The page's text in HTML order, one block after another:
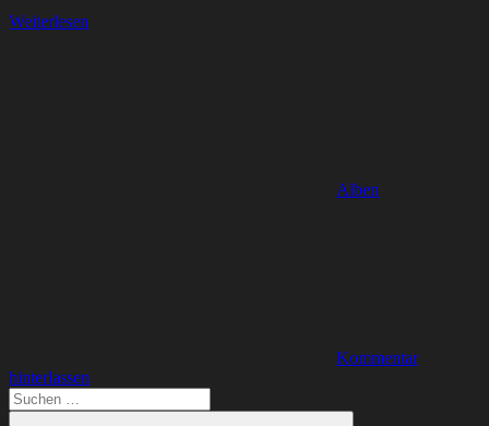
Weiterlesen
Alben
Kommentar
hinterlassen
Suchen
nach: